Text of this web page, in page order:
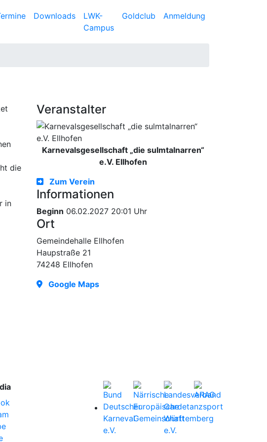
Downloads
LWK-
Campus
Goldclub Anmeldung
die
in
Veranstalter
Karnevalsgesellschaft „die sulmtalnarren“
e.V. Ellhofen
Zum Verein
Informationen
Beginn 06.02.2027 20:01 Uhr
Ort
Gemeindehalle Ellhofen
Haupstraße 21
74248 Ellhofen
Google Maps